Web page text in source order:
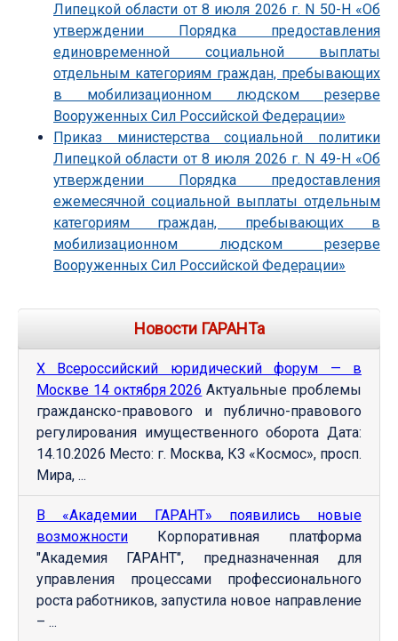
Липецкой области от 8 июля 2026 г. N 50-Н «Об
утверждении Порядка предоставления
единовременной социальной выплаты
отдельным категориям граждан, пребывающих
в мобилизационном людском резерве
Вооруженных Сил Российской Федерации»
Приказ министерства социальной политики
Липецкой области от 8 июля 2026 г. N 49-Н «Об
утверждении Порядка предоставления
ежемесячной социальной выплаты отдельным
категориям граждан, пребывающих в
мобилизационном людском резерве
Вооруженных Сил Российской Федерации»
Новости ГАРАНТа
Х Всероссийский юридический форум — в
Москве 14 октября 2026 Актуальные проблемы
гражданско-правового и публично-правового
регулирования имущественного оборота Дата:
14.10.2026 Место: г. Москва, КЗ «Космос», просп.
Мира, ...
В «Академии ГАРАНТ» появились новые
возможности Корпоративная платформа
"Академия ГАРАНТ", предназначенная для
управления процессами профессионального
роста работников, запустила новое направление
– ...